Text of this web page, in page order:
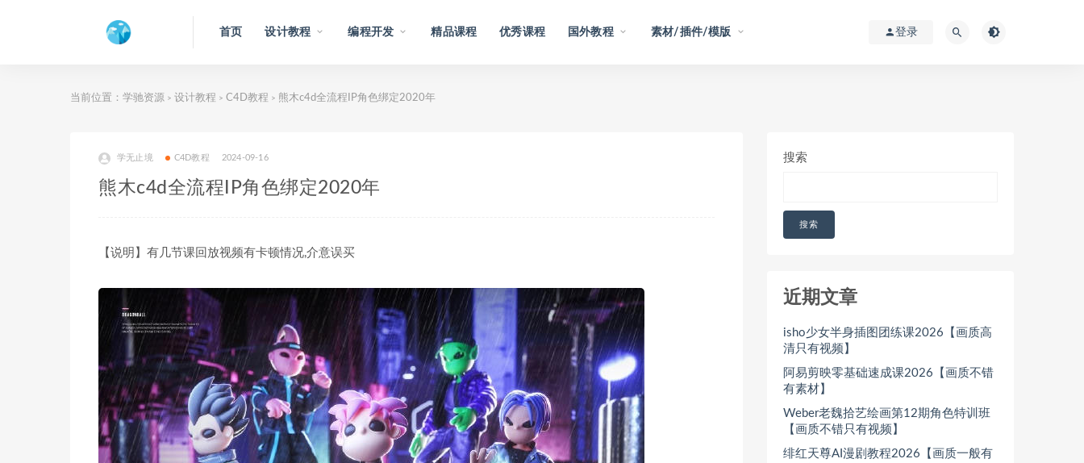
首页 设计教程 编程开发 精品课程 优秀课程 国外教程 素材/插件/模版 登录
当前位置： 学驰资源 > 设计教程 > C4D教程 > 熊木c4d全流程IP角色绑定2020年
学无止境 C4D教程 2024-09-16
熊木c4d全流程IP角色绑定2020年
【说明】有几节课回放视频有卡顿情况,介意误买
搜索
搜索
近期文章
isho少女半身插图团练课2026【画质高
清只有视频】
阿易剪映零基础速成课2026【画质不错
有素材】
Weber老魏拾艺绘画第12期角色特训班
【画质不错只有视频】
绯红天尊AI漫剧教程2026【画质一般有